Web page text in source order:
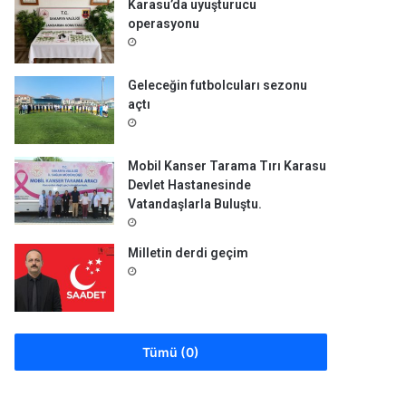
Karasu’da uyuşturucu
operasyonu
Geleceğin futbolcuları sezonu
açtı
Mobil Kanser Tarama Tırı Karasu
Devlet Hastanesinde
Vatandaşlarla Buluştu.
Milletin derdi geçim
Tümü (0)